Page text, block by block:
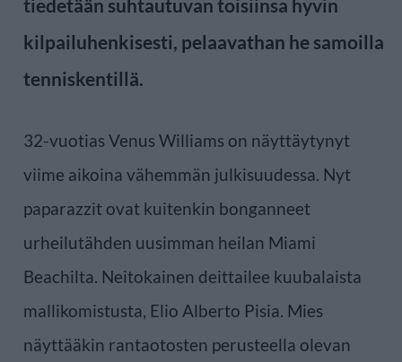
tiedetään suhtautuvan toisiinsa hyvin
kilpailuhenkisesti, pelaavathan he samoilla
tenniskentillä.
32-vuotias Venus Williams on näyttäytynyt
viime aikoina vähemmän julkisuudessa. Nyt
paparazzit ovat kuitenkin bonganneet
urheilutähden uusimman heilan Miami
Beachilta. Neitokainen deittailee kuubalaista
mallikomistusta, Elio Alberto Pisia. Mies
näyttääkin rantaotosten perusteella olevan